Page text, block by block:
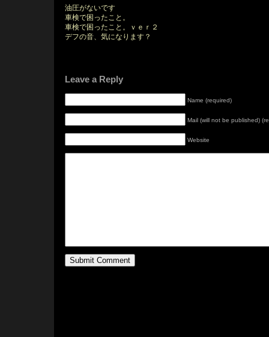
油圧がないです
車検で困ったこと。
車検で困ったこと。ｖｅｒ２
デフの音、気になります？
Leave a Reply
Name (required)
Mail (will not be published)
Website